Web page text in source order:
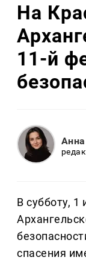
На
11-й
В субботу,
спасения